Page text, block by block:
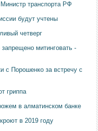
транспорта РФ
будут учтены
четверг
митинговать -
с Порошенко за встречу с
гриппа
в алматинском банке
в 2019 году